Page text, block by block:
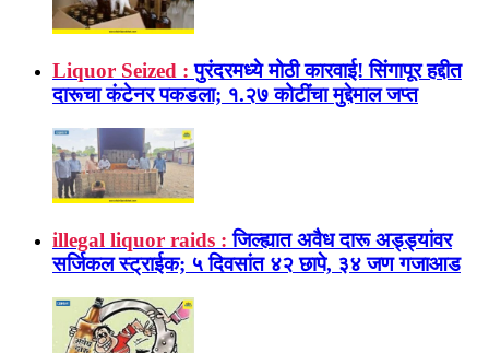
Liquor Seized : पुरंदरमध्ये मोठी कारवाई! सिंगापूर हद्दीत
दारूचा कंटेनर पकडला; १.२७ कोटींचा मुद्देमाल जप्त
illegal liquor raids : जिल्ह्यात अवैध दारू अड्ड्यांवर
सर्जिकल स्ट्राईक; ५ दिवसांत ४२ छापे, ३४ जण गजाआड